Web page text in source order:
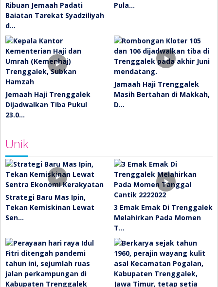
Ribuan Jemaah Padati
Baiatan Tarekat Syadziliyah
d…
Pula…
Jemaah Haji Trenggalek
Dijadwalkan Tiba Pukul
23.0…
Jamaah Haji Trenggalek
Masih Bertahan di Makkah,
D…
Unik
Strategi Baru Mas Ipin,
Tekan Kemiskinan Lewat
Sen…
3 Emak Emak Di Trenggalek
Melahirkan Pada Momen
T…